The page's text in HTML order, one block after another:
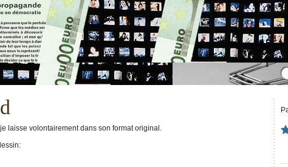
laisse volontairement dans son format original.